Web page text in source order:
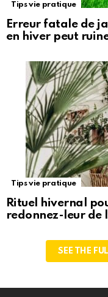
Tips vie pratique
Erreur fatale de
en hiver peut
Tips vie pratique
Rituel hivernal
redonnez-leur de
SEE THE